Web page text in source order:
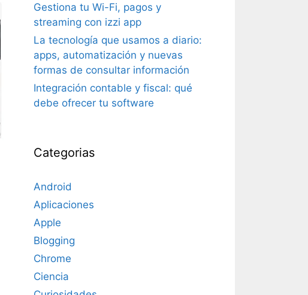
Gestiona tu Wi-Fi, pagos y
streaming con izzi app
La tecnología que usamos a diario:
apps, automatización y nuevas
formas de consultar información
Integración contable y fiscal: qué
debe ofrecer tu software
Categorias
Android
Aplicaciones
Apple
Blogging
Chrome
Ciencia